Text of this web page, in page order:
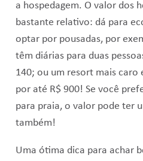
a hospedagem. O valor dos
bastante relativo: dá para
optar por pousadas, por
têm diárias para duas
140; ou um resort mais caro
por até R$ 900! Se você
para praia, o valor pode ter
também!
Uma ótima dica para achar